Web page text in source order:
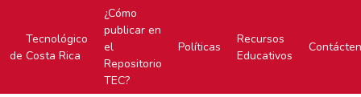
Tecnológico
de Costa Rica
¿Cómo
publicar en
el
Repositorio
TEC?
Políticas
Recursos
Educativos